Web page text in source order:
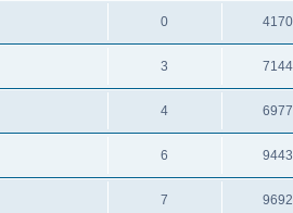
0 4170
3 7144
4 6977
6 9443
7 9692